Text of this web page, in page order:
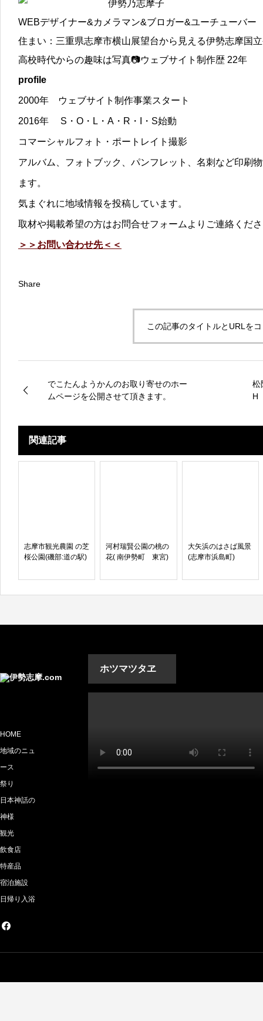
伊勢乃志摩子
WEBデザイナー&カメラマン&ブロガー&ユーチューバー
住まい：三重県志摩市横山展望台から見える伊勢志摩国
高校時代からの趣味は写真📷ウェブサイト制作歴 22年
profile
2000年 ウェブサイト制作事業スタート
2016年 S・O・L・A・R・I・S始動
コマーシャルフォト・ポートレイト撮影
アルバム、フォトブック、パンフレット、名刺など印刷
ます。
気まぐれに地域情報を投稿しています。
取材や掲載希望の方はお問合せフォームよりご連絡くだ
＞＞お問い合わせ先＜＜
Share
この記事のタイトルとURLを
でこたんようかんのお取り寄せのホー
ムページを公開させて頂きます。
松
H
関連記事
志摩市観光農園 の芝
桜公園(磯部:道の駅)
河村瑞賢公園の桃の
花( 南伊勢町 東宮)
大矢浜のはさば風景
(志摩市浜島町)
ホツマツタヱ
HOME
地域のニュ
ース
祭り
日本神話の
神様
観光
飲食店
特産品
宿泊施設
日帰り入浴